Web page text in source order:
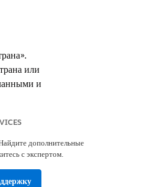
или
и
дополнительные
с экспертом.